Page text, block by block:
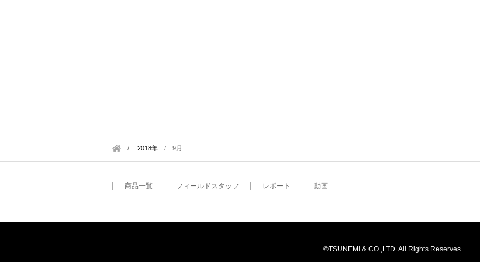
2018年 /9月
商品一覧 フィールドスタッフ レポート 動画
©TSUNEMI & CO.,LTD. All Rights Reserves.